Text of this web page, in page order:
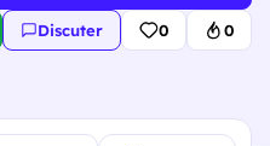
Discuter 0 0